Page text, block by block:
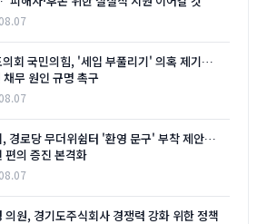
의회 국민의힘, '세입 부풀리기' 의혹 제기…
채무 원인 규명 촉구
, 경로당 무더위쉼터 '환영 문구' 부착 제안…
편의 증진 본격화
의원, 경기도주식회사 경쟁력 강화 위한 정책